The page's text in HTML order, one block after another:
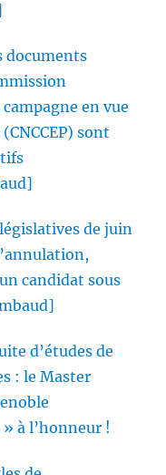
documents
en vue
sont
de juin
candidat sous
d’études de
: le Master
à l’honneur !